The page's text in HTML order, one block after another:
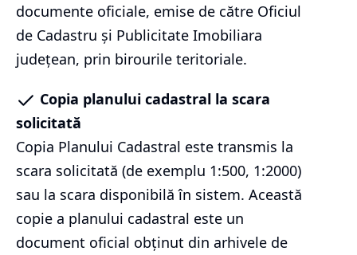
documente oficiale, emise de către Oficiul
de Cadastru și Publicitate Imobiliara
județean, prin birourile teritoriale.
Copia planului cadastral la scara
solicitată
Copia Planului Cadastral este transmis la
scara solicitată (de exemplu 1:500, 1:2000)
sau la scara disponibilă în sistem. Această
copie a planului cadastral este un
document oficial obținut din arhivele de